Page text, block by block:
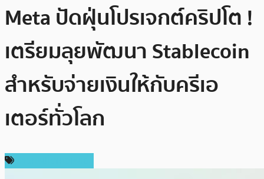
Meta ปัดฝุ่นโปรเจกต์คริปโต !
เตรียมลุยพัฒนา Stablecoin
สำหรับจ่ายเงินให้กับครีเอ
เตอร์ทั่วโลก